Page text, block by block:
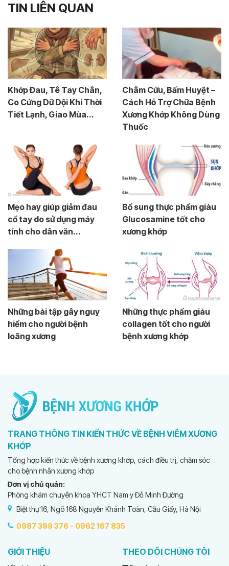
TIN LIÊN QUAN
Khớp Đau, Tê Tay Chân,
Co Cứng Dữ Dội Khi Thời
Tiết Lạnh, Giao Mùa...
Châm Cứu, Bấm Huyệt –
Cách Hỗ Trợ Chữa Bệnh
Xương Khớp Không Dùng
Thuốc
Mẹo hay giúp giảm đau
cổ tay do sử dụng máy
tính cho dân văn...
Bổ sung thực phẩm giàu
Glucosamine tốt cho
xương khớp
Những bài tập gây nguy
hiểm cho người bệnh
loãng xương
Những thực phẩm giàu
collagen tốt cho người
bệnh xương khớp
TRANG THÔNG TIN KIẾN THỨC VỀ BỆNH VIÊM XƯƠNG
KHỚP
Tổng hợp kiến thức về bệnh xương khớp, cách điều trị, chăm sóc
cho bệnh nhân xương khớp
Đơn vị chủ quản:
Phòng khám chuyên khoa YHCT Nam y Đỗ Minh Đường
Biệt thự 16, Ngõ 168 Nguyễn Khánh Toàn, Cầu Giấy, Hà Nội
0987 399 376 - 0962 167 835
GIỚI THIỆU THEO DÕI CHÚNG TÔI